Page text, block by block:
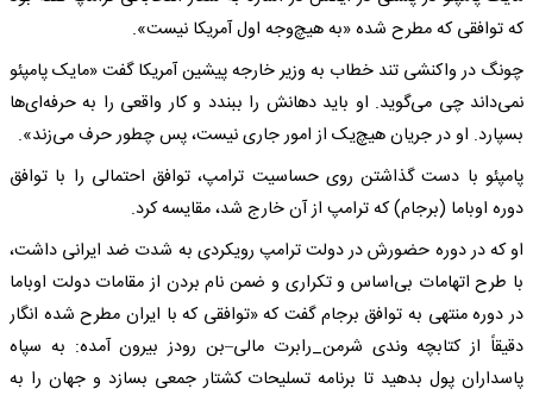
که توافقی که مطرح شده «به هیچ‌وجه اول آمریکا نیست».
چونگ در واکنشی تند خطاب به وزیر خارجه پیشین آمریکا گفت «مایک پامپئو
نمی‌داند چی می‌گوید. او باید دهانش را ببندد و کار واقعی را به حرفه‌ای‌ها
بسپارد. او در جریان هیچ‌یک از امور جاری نیست، پس چطور حرف می‌زند».
پامپئو با دست گذاشتن روی حساسیت ترامپ، توافق احتمالی را با توافق
دوره اوباما (برجام) که ترامپ از آن خارج شد، مقایسه کرد.
او که در دوره حضورش در دولت ترامپ رویکردی به شدت ضد ایرانی داشت،
با طرح اتهامات بی‌اساس و تکراری و ضمن نام بردن از مقامات دولت اوباما
در دوره منتهی به توافق برجام گفت که «توافقی که با ایران مطرح شده انگار
دقیقاً از کتابچه وندی شرمن_رابرت مالی–بن رودز بیرون آمده: به سپاه
پاسداران پول بدهید تا برنامه تسلیحات کشتار جمعی بسازد و جهان را به